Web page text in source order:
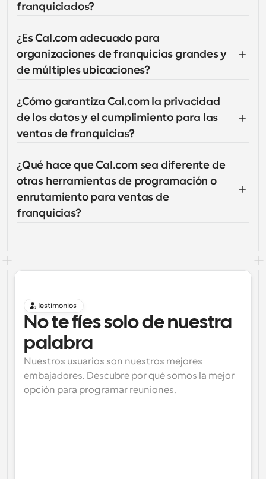
franquiciados?
¿Es Cal.com adecuado para
organizaciones de franquicias grandes y
de múltiples ubicaciones?
¿Cómo garantiza Cal.com la privacidad
de los datos y el cumplimiento para las
ventas de franquicias?
¿Qué hace que Cal.com sea diferente de
otras herramientas de programación o
enrutamiento para ventas de
franquicias?
Testimonios
No te fíes solo de nuestra
palabra
Nuestros usuarios son nuestros mejores
embajadores. Descubre por qué somos la mejor
opción para programar reuniones.